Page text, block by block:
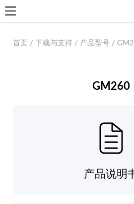
首页 / 下载与支持 / 产品型号 /
GM260
产品说明